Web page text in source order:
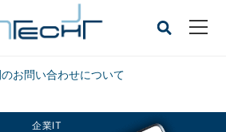
お問い合わせについて
企業IT